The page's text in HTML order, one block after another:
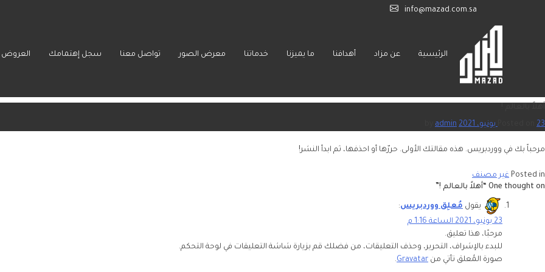
info@mazad.com.sa
الرئيسية عن مزاد أهدافنا ما يميزنا خدماتنا معرض الصور تواصل معنا سجل إهتمامك العروض
23 يونيو، 2021 admin
مرحباً بك في ووردبريس. هذه مقالتك الأولى. حررّها أو احذفها، ثم ابدأ النشر!
Posted in غير مصنف
One thought on “
أهلاً بالعالم !”
يقول مُعلِق ووردبريس:
23 يونيو، 2021 الساعة 1:16 م
مرحبًا، هذا تعليق.
للبدء بالإشراف، التحرير، وحذف التعليقات، من فضلك قم بزيارة شاشة التعليقات في لوحة التحكم.
صورة المُعلق تأتي من Gravatar
.